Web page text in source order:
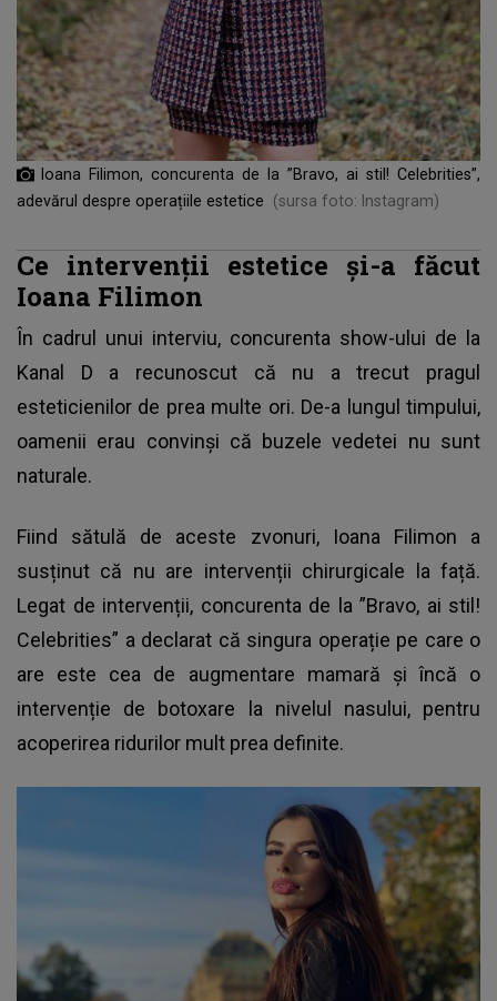
Ioana Filimon, concurenta de la ”Bravo, ai stil! Celebrities”,
adevărul despre operațiile estetice
(sursa foto: Instagram)
Ce intervenții estetice și-a făcut
Ioana Filimon
În cadrul unui interviu, concurenta show-ului de la
Kanal D a recunoscut că nu a trecut pragul
esteticienilor de prea multe ori. De-a lungul timpului,
oamenii erau convinși că buzele vedetei nu sunt
naturale.
Fiind sătulă de aceste zvonuri, Ioana Filimon a
susținut că nu are intervenții chirurgicale la față.
Legat de intervenții, concurenta de la ”Bravo, ai stil!
Celebrities” a declarat că singura operație pe care o
are este cea de augmentare mamară și încă o
intervenție de botoxare la nivelul nasului, pentru
acoperirea ridurilor mult prea definite.